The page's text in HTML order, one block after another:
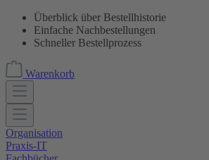
Überblick über Bestellhistorie
Einfache Nachbestellungen
Schneller Bestellprozess
Warenkorb
Organisation
Praxis-IT